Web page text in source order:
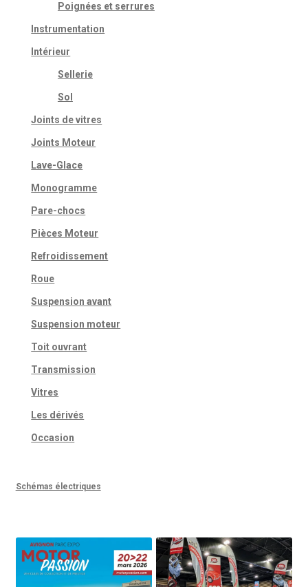
Poignées et serrures
Instrumentation
Intérieur
Sellerie
Sol
Joints de vitres
Joints Moteur
Lave-Glace
Monogramme
Pare-chocs
Pièces Moteur
Refroidissement
Roue
Suspension avant
Suspension moteur
Toit ouvrant
Transmission
Vitres
Les dérivés
Occasion
Schémas électriques